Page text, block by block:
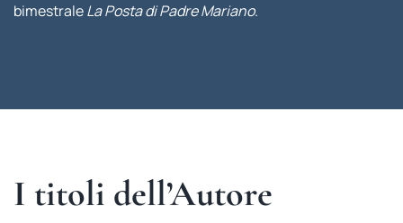
bimestraleLa Posta di Padre Mariano.
I titoli dell’Autore